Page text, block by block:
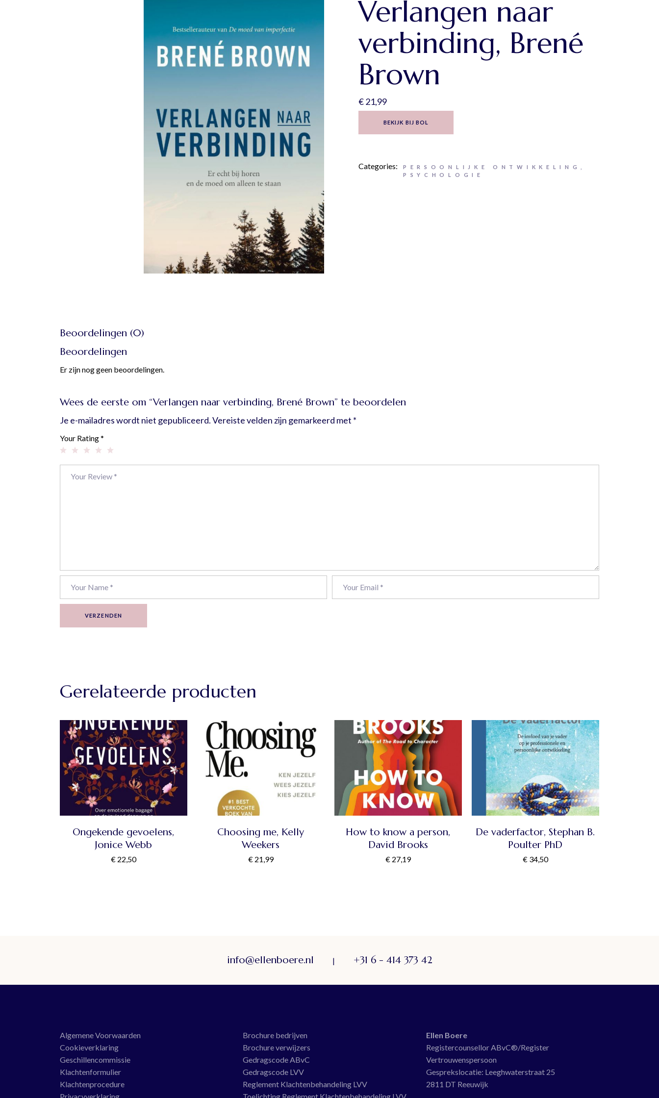
Verlangen naar
verbinding, Brené
Brown
€21,99
BEKIJK BIJ BOL
Categories: PERSOONLIJKE ONTWIKKELING
PSYCHOLOGIE
Beoordelingen (0)
Beoordelingen
Er zijn nog geen beoordelingen.
Wees de eerste om “Verlangen naar verbinding, Brené Brown” te beoordelen
Je e-mailadres wordt niet gepubliceerd.Vereiste velden zijn gemarkeerd met *
Your Rating*
VERZENDEN
Gerelateerde producten
Ongekende gevoelens,
Jonice Webb
€22,50
Choosing me, Kelly
Weekers
€21,99
How to know a person,
David Brooks
€27,19
De vaderfactor, Stephan B.
Poulter PhD
€34,50
info@ellenboere.nl | +31 6 - 414 373 42
Algemene Voorwaarden
Cookieverklaring
Geschillencommissie
Klachtenformulier
Klachtenprocedure
Brochure bedrijven
Brochure verwijzers
Gedragscode ABvC
Gedragscode LVV
Reglement Klachtenbehandeling LVV
Ellen Boere
Registercounsellor ABvC®/Register
Vertrouwenspersoon
Gesprekslocatie: Leeghwaterstraat 25
2811 DT Reeuwijk